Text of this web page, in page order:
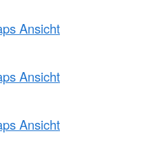
Ansicht
Ansicht
Ansicht